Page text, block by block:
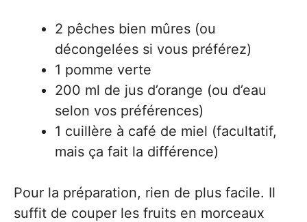
2 pêches bien mûres (ou
décongelées si vous préférez)
1 pomme verte
200 ml de jus d’orange (ou d’eau
selon vos préférences)
1 cuillère à café de miel (facultatif,
mais ça fait la différence)
Pour la préparation, rien de plus facile. Il
suffit de couper les fruits en morceaux